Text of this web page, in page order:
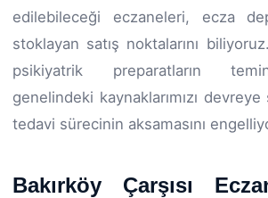
edilebileceği eczaneleri, ecza
stoklayan satış noktalarını
psikiyatrik preparatların
genelindeki kaynaklarımızı devreye
tedavi sürecinin aksamasını
Bakırköy Çarşısı